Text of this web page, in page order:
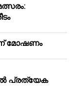
മോ​ഷ​ണം
പ്രത്യേക